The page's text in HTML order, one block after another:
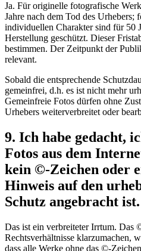
Ja. Für originelle fotografische
Jahre nach dem Tod des Urhebers;
individuellen Charakter sind für 50
Herstellung geschützt. Dieser
bestimmen. Der Zeitpunkt der
relevant.
Sobald die entsprechende
gemeinfrei, d.h. es ist nicht mehr
Gemeinfreie Fotos dürfen ohne
Urhebers weiterverbreitet oder
9. Ich habe gedacht,
Fotos aus dem
kein ©-Zeichen oder
Hinweis auf den
Schutz angebracht ist.
Das ist ein verbreiteter Irrtum.
Rechtsverhältnisse klarzumachen,
dass alle Werke ohne das ©-